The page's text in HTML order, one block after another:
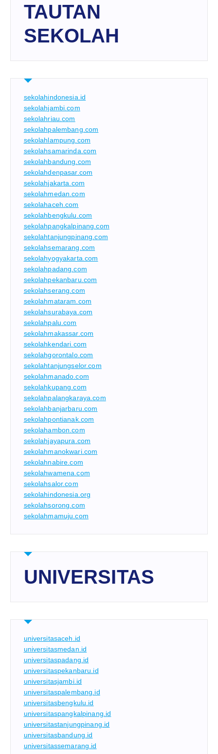
TAUTAN
SEKOLAH
sekolahindonesia.id
sekolahjambi.com
sekolahriau.com
sekolahpalembang.com
sekolahlampung.com
sekolahsamarinda.com
sekolahbandung.com
sekolahdenpasar.com
sekolahjakarta.com
sekolahmedan.com
sekolahaceh.com
sekolahbengkulu.com
sekolahpangkalpinang.com
sekolahtanjungpinang.com
sekolahsemarang.com
sekolahyogyakarta.com
sekolahpadang.com
sekolahpekanbaru.com
sekolahserang.com
sekolahmataram.com
sekolahsurabaya.com
sekolahpalu.com
sekolahmakassar.com
sekolahkendari.com
sekolahgorontalo.com
sekolahtanjungselor.com
sekolahmanado.com
sekolahkupang.com
sekolahpalangkaraya.com
sekolahbanjarbaru.com
sekolahpontianak.com
sekolahambon.com
sekolahjayapura.com
sekolahmanokwari.com
sekolahnabire.com
sekolahwamena.com
sekolahsalor.com
sekolahindonesia.org
sekolahsorong.com
sekolahmamuju.com
UNIVERSITAS
universitasaceh.id
universitasmedan.id
universitaspadang.id
universitaspekanbaru.id
universitasjambi.id
universitaspalembang.id
universitasbengkulu.id
universitaspangkalpinang.id
universitastanjungpinang.id
universitasbandung.id
universitassemarang.id